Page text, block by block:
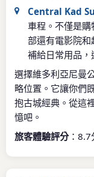
Central Kad
車程。不僅是
部還有電影院
補給日常用品，
選擇維多利亞尼曼
略位置。它讓你們
抱古城經典。從這
憶吧。
旅客體驗評分：8.7